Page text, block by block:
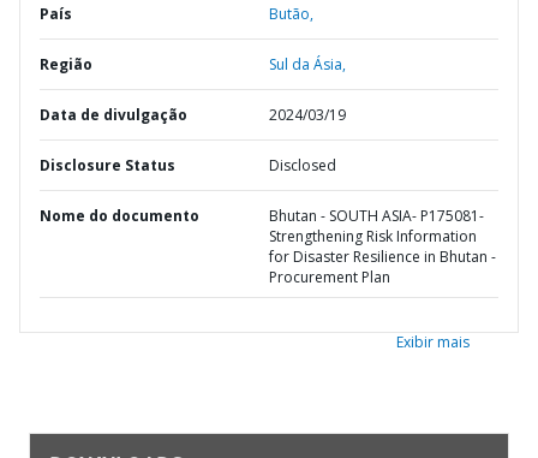
País Butão,
Região Sul da Ásia,
Data de divulgação 2024/03/19
Disclosure Status Disclosed
Nome do documento
Bhutan - SOUTH ASIA- P175081-
Strengthening Risk Information
for Disaster Resilience in Bhutan -
Procurement Plan
Exibir mais